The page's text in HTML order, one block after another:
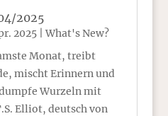
2025
2025|What's New?
Monat, treibt
mischt Erinnern und
Wurzeln mit
Elliot, deutsch von